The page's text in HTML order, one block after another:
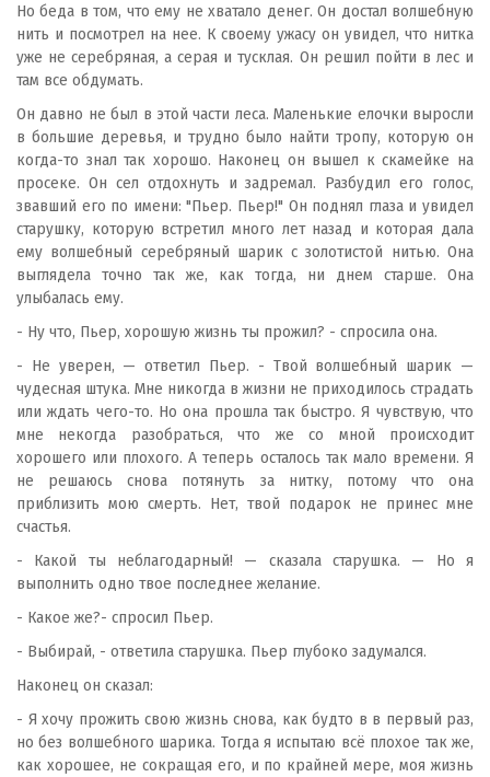
Но беда в том, что ему не хватало денег. Он достал волшебную
нить и посмотрел на нее. К своему ужасу он увидел, что нитка
уже не серебряная, а серая и тусклая. Он решил пойти в лес и
там все обдумать.
Он давно не был в этой части леса. Маленькие елочки выросли
в большие деревья, и трудно было найти тропу, которую он
когда-то знал так хорошо. Наконец он вышел к скамейке на
просеке. Он сел отдохнуть и задремал. Разбудил его голос,
звавший его по имени: "Пьер. Пьер!" Он поднял глаза и увидел
старушку, которую встретил много лет назад и которая дала
ему волшебный серебряный шарик с золотистой нитью. Она
выглядела точно так же, как тогда, ни днем старше. Она
улыбалась ему.
- Ну что, Пьер, хорошую жизнь ты прожил? - спросила она.
- Не уверен, — ответил Пьер. - Твой волшебный шарик —
чудесная штука. Мне никогда в жизни не приходилось страдать
или ждать чего-то. Но она прошла так быстро. Я чувствую, что
мне некогда разобраться, что же со мной происходит
хорошего или плохого. А теперь осталось так мало времени. Я
не решаюсь снова потянуть за нитку, потому что она
приблизить мою смерть. Нет, твой подарок не принес мне
счастья.
- Какой ты неблагодарный! — сказала старушка. — Но я
выполнить одно твое последнее желание.
- Какое же?- спросил Пьер.
- Выбирай, - ответила старушка. Пьер глубоко задумался.
Наконец он сказал:
- Я хочу прожить свою жизнь снова, как будто в в первый раз,
но без волшебного шарика. Тогда я испытаю всё плохое так же,
как хорошее, не сокращая его, и по крайней мере, моя жизнь